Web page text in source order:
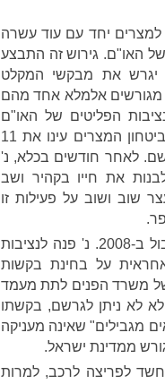
2004 וגורש בחזרה למצרים יחד עם עוד עשרה
האו"ם. גירוש זה התבצע
יגרש את מבקשי המקלט
נכלאו ועמדו להיות מגורשים אלמלא אחד מהם
הפליטים של האו"ם
בקהיר. גירושם נמנע, אך כליאתם נמשכה. כוחות הביטחון המצרים עינו את 11
שם. לאחר חודשים בכלא, נ'
את חייו בקהיר ושב
שוב ושוב על פעילות זו
נ' החליט לנסות שוב להימלט לישראל ועבר את הגבול ב-2008. נ' פנה לנציבות
על בחינת בקשות
משרד הפנים לתת מעמד
לא ניתן לגרשם, בקשתו
מגבילים" שאינה מעניקה
ממדינת ישראל.
בשנה זו נעצר בחשד לפריצה לרכב, למרות